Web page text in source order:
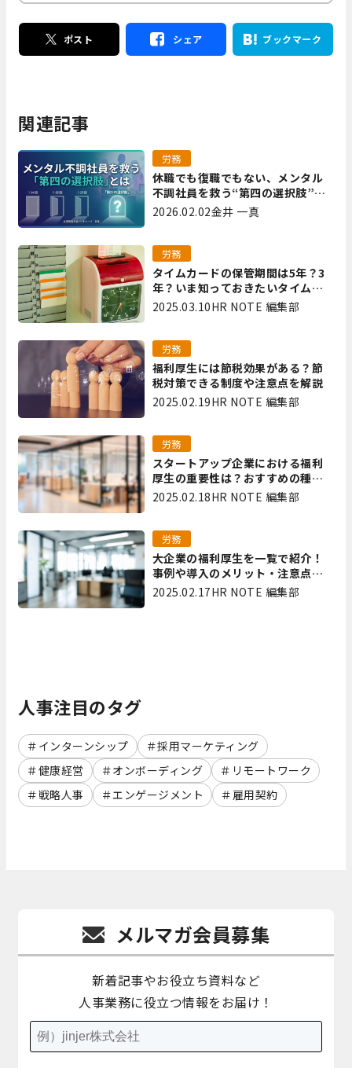
ポスト シェア ブックマーク
関連記事
休職でも復職でもない、メンタル
不調社員を救う“第四の選択肢”と
は｜全国障害年金パートナーズ 宮
労務
2026.02.02金井 一真
タイムカードの保管期間は5年？3
年？いま知っておきたいタイムカ
ード保管方法
労務
2025.03.10HR NOTE 編集部
福利厚生には節税効果がある？節
税対策できる制度や注意点を解説
労務
2025.02.19HR NOTE 編集部
スタートアップ企業における福利
厚生の重要性は？おすすめの種類
やメリット・デメリットを解説
労務
2025.02.18HR NOTE 編集部
大企業の福利厚生を一覧で紹介！
事例や導入のメリット・注意点を
解説
労務
2025.02.17HR NOTE 編集部
人事注目のタグ
インターンシップ
採用マーケティング
健康経営
オンボーディング
リモートワーク
戦略人事
エンゲージメント 雇用契約
メルマガ会員募集
新着記事やお役立ち資料など
人事業務に役立つ情報をお届け！